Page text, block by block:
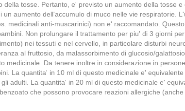
tosse. Pertanto, e' previsto un aumento della tosse
aumento dell'accumulo di muco nelle vie respiratorie.
medicinali anti-muscarinici) non e' raccomandato.
Non prolungare il trattamento per piu' di 3 giorni
nei tessuti e nel cervello, in particolare disturbi
al fruttosio, da malassorbimento di glucosio/
medicinale. Da tenere inoltre in considerazione in
La quantita' in 10 ml di questo medicinale e'
adulti. La quantita' in 20 ml di questo medicinale e'
che possono provocare reazioni allergiche (anche